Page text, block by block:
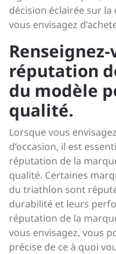
décision éclairée sur
vous envisagez
réputation
du modèle
qualité.
Lorsque vous
d’occasion, il est
réputation de la
qualité. Certaines
du triathlon sont
durabilité et leurs
réputation de la
vous envisagez, vous
précise de ce à quoi